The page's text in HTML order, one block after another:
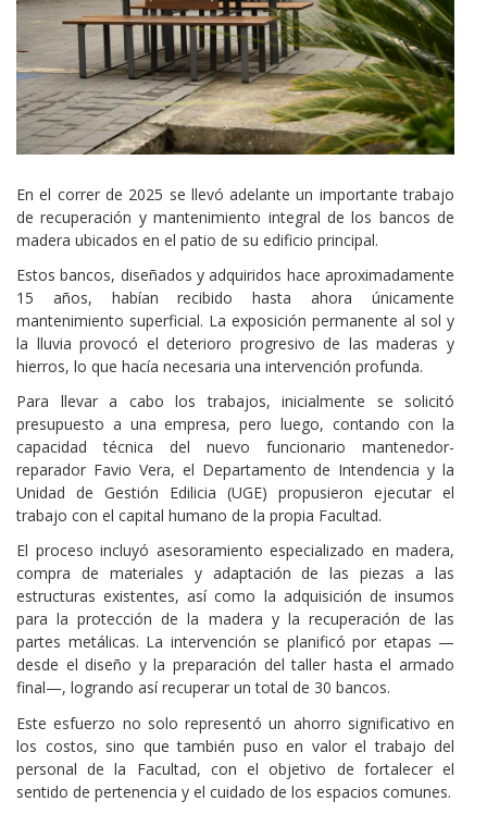
Cuerpo
En el correr de 2025 se llevó adelante un importante trabajo
de recuperación y mantenimiento integral de los bancos de
madera ubicados en el patio de su edificio principal.
Estos bancos, diseñados y adquiridos hace aproximadamente
15 años, habían recibido hasta ahora únicamente
mantenimiento superficial. La exposición permanente al sol y
la lluvia provocó el deterioro progresivo de las maderas y
hierros, lo que hacía necesaria una intervención profunda.
Para llevar a cabo los trabajos, inicialmente se solicitó
presupuesto a una empresa, pero luego, contando con la
capacidad técnica del nuevo funcionario mantenedor-
reparador Favio Vera, el Departamento de Intendencia y la
Unidad de Gestión Edilicia (UGE) propusieron ejecutar el
trabajo con el capital humano de la propia Facultad.
El proceso incluyó asesoramiento especializado en madera,
compra de materiales y adaptación de las piezas a las
estructuras existentes, así como la adquisición de insumos
para la protección de la madera y la recuperación de las
partes metálicas. La intervención se planificó por etapas —
desde el diseño y la preparación del taller hasta el armado
final—, logrando así recuperar un total de 30 bancos.
Este esfuerzo no solo representó un ahorro significativo en
los costos, sino que también puso en valor el trabajo del
personal de la Facultad, con el objetivo de fortalecer el
sentido de pertenencia y el cuidado de los espacios comunes.